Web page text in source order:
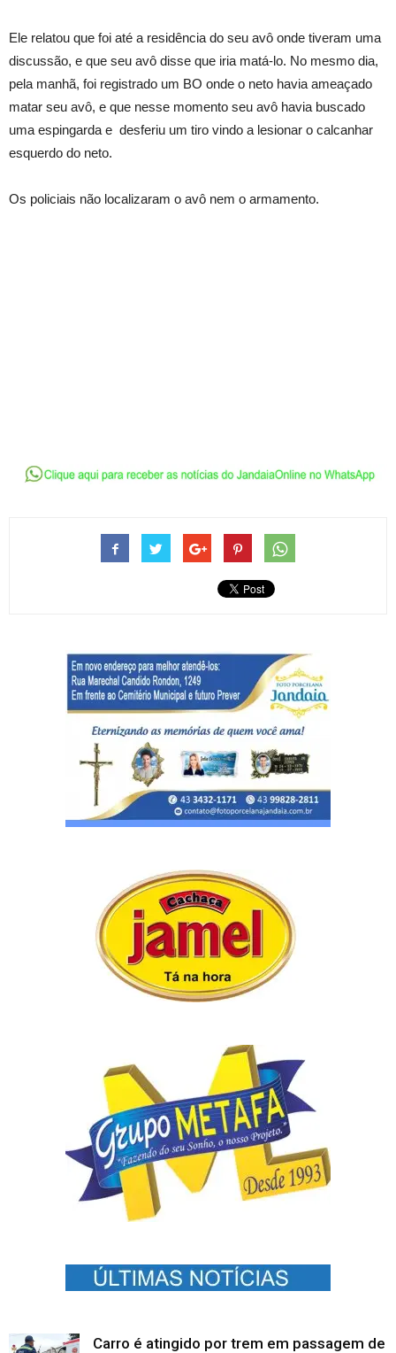
Ele relatou que foi até a residência do seu avô onde tiveram uma
discussão, e que seu avô disse que iria matá-lo. No mesmo dia,
pela manhã, foi registrado um BO onde o neto havia ameaçado
matar seu avô, e que nesse momento seu avô havia buscado
uma espingarda e desferiu um tiro vindo a lesionar o calcanhar
esquerdo do neto.
Os policiais não localizaram o avô nem o armamento.
Carro é atingido por trem em passagem de